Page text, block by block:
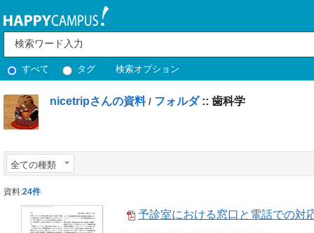
すべて タグ 検索オプション
nicetripさんの資料 / フォルダ:: 歯科学
全ての種類
資料:24件
予診室における窓口と電話での対